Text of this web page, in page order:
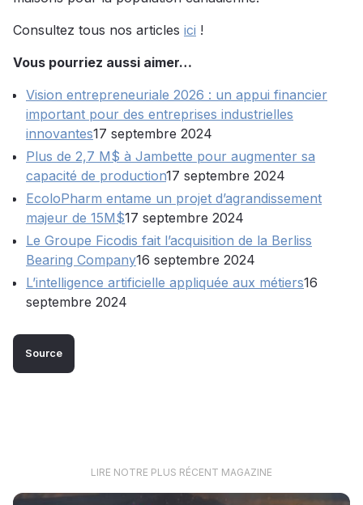
Consultez tous nos articles ici !
Vous pourriez aussi aimer…
Vision entrepreneuriale 2026 : un appui financier
important pour des entreprises industrielles
innovantes17 septembre 2024
Plus de 2,7 M$ à Jambette pour augmenter sa
capacité de production17 septembre 2024
EcoloPharm entame un projet d’agrandissement
majeur de 15M$17 septembre 2024
Le Groupe Ficodis fait l’acquisition de la Berliss
Bearing Company16 septembre 2024
L’intelligence artificielle appliquée aux métiers16
septembre 2024
Source
LIRE NOTRE PLUS RÉCENT MAGAZINE